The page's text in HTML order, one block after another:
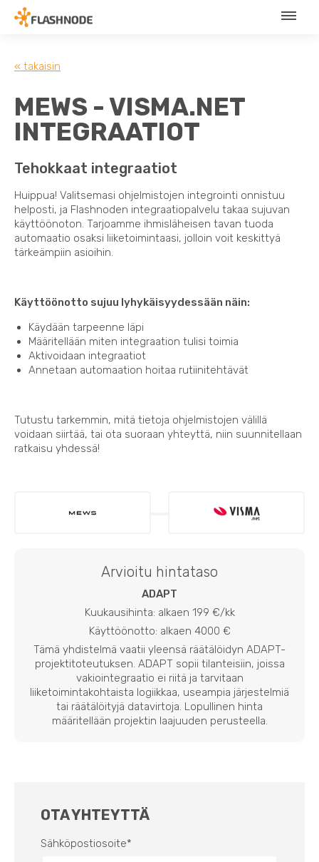
« takaisin
MEWS - VISMA.NET
INTEGRAATIOT
Tehokkaat integraatiot
Huippua! Valitsemasi ohjelmistojen integrointi onnistuu
helposti, ja Flashnoden integraatiopalvelu takaa sujuvan
käyttöönoton. Tarjoamme ihmisläheisen tavan tuoda
automaatio osaksi liiketoimintaasi, jolloin voit keskittyä
tärkeämpiin asioihin.
Käyttöönotto sujuu lyhykäisyydessään näin:
Käydään tarpeenne läpi
Määritellään miten integraation tulisi toimia
Aktivoidaan integraatiot
Annetaan automaation hoitaa rutiinitehtävät
Tutustu tarkemmin, mitä tietoja ohjelmistojen välillä
voidaan siirtää, tai ota suoraan yhteyttä, niin suunnitellaan
ratkaisu yhdessä!
Arvioitu hintataso
ADAPT
Kuukausihinta: alkaen 199 €/kk
Käyttöönotto: alkaen 4000 €
Tämä yhdistelmä vaatii yleensä räätälöidyn ADAPT-
projektitoteutuksen. ADAPT sopii tilanteisiin, joissa
vakiointegraatio ei riitä ja tarvitaan
liiketoimintakohtaista logiikkaa, useampia järjestelmiä
tai räätälöityjä datavirtoja. Lopullinen hinta
määritellään projektin laajuuden perusteella.
OTA YHTEYTTÄ
Sähköpostiosoite*